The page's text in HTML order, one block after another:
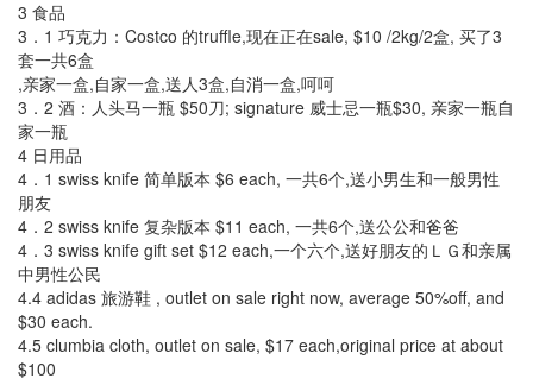
3 食品
3．1 巧克力：Costco 的truffle,现在正在sale, $10 /2kg/2盒, 买了3
套一共6盒
,亲家一盒,自家一盒,送人3盒,自消一盒,呵呵
3．2 酒：人头马一瓶 $50刀; signature 威士忌一瓶$30, 亲家一瓶自
家一瓶
4 日用品
4．1 swiss knife 简单版本 $6 each, 一共6个,送小男生和一般男性
朋友
4．2 swiss knife 复杂版本 $11 each, 一共6个,送公公和爸爸
4．3 swiss knife gift set $12 each,一个六个,送好朋友的ＬＧ和亲属
中男性公民
4.4 adidas 旅游鞋 , outlet on sale right now, average 50%off, and
$30 each.
4.5 clumbia cloth, outlet on sale, $17 each,original price at about
$100